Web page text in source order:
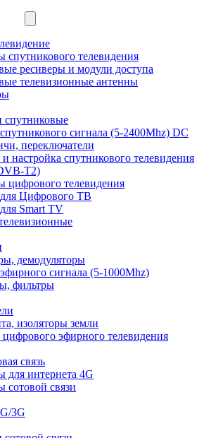
спутникового телевидения
ресиверы и модули доступа
телевизионные антенны
спутниковые
сигнала (5-2400Mhz) DC
переключатели
и настройка спутникового телевидения
T2)
цифрового телевидения
Цифрового ТВ
Smart TV
демодуляторы
сигнала (5-1000Mhz)
фильтры
изоляторы земли
цифрового эфирного телевидения
связь
для интернета 4G
сотовой связи
3G